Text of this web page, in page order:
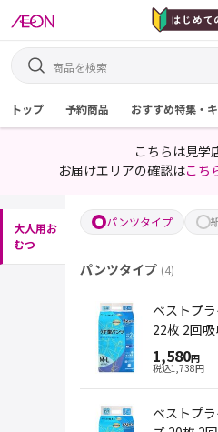
トップ 予約商品 おすすめ特集・
こちらは見学
お届けエリアの確認はこち
大人用お
むつ
パンツタイプ
パンツタイプ (4)
ベストプ
22枚 2回
1,580円
税込1,738円
ベストプ